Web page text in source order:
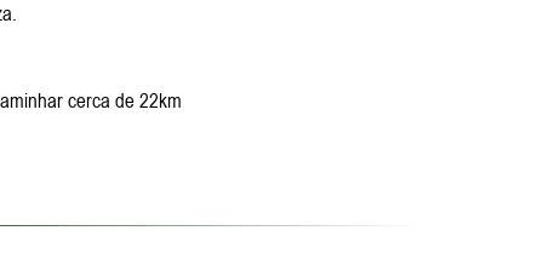
cerca de 22km